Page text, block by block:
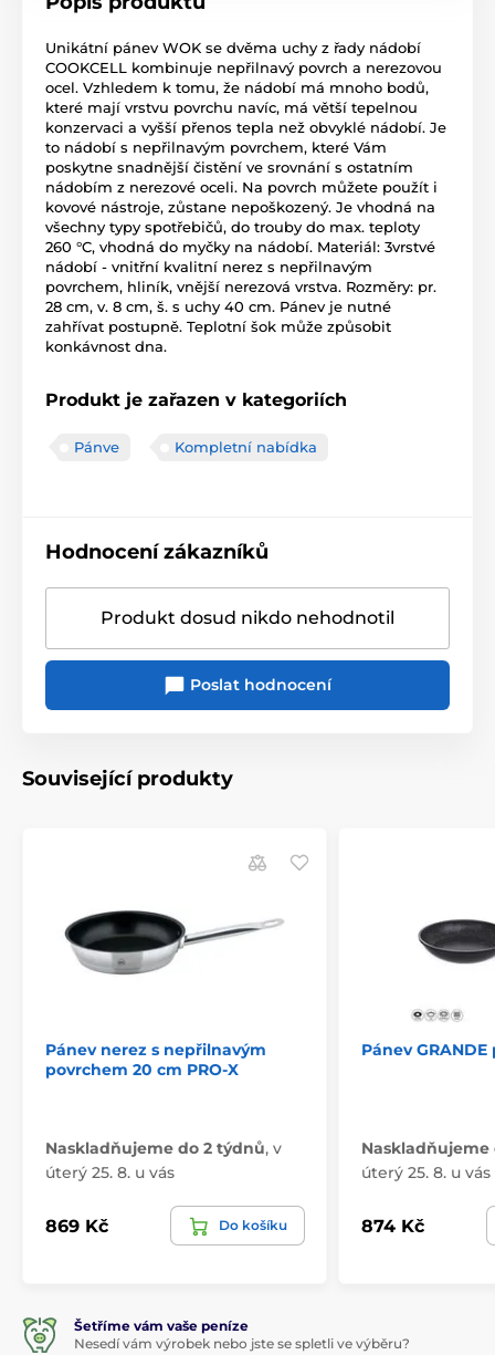
Unikátní pánev WOK se dvěma uchy z řady nádobí
COOKCELL kombinuje nepřilnavý povrch a nerezovou
ocel. Vzhledem k tomu, že nádobí má mnoho bodů,
které mají vrstvu povrchu navíc, má větší tepelnou
konzervaci a vyšší přenos tepla než obvyklé nádobí. Je
to nádobí s nepřilnavým povrchem, které Vám
poskytne snadnější čistění ve srovnání s ostatním
nádobím z nerezové oceli. Na povrch můžete použít i
kovové nástroje, zůstane nepoškozený. Je vhodná na
všechny typy spotřebičů, do trouby do max. teploty
260 °C, vhodná do myčky na nádobí. Materiál: 3vrstvé
nádobí - vnitřní kvalitní nerez s nepřilnavým
povrchem, hliník, vnější nerezová vrstva. Rozměry: pr.
28 cm, v. 8 cm, š. s uchy 40 cm. Pánev je nutné
zahřívat postupně. Teplotní šok může způsobit
konkávnost dna.
Produkt je zařazen v kategoriích
Pánve Kompletní nabídka
Hodnocení zákazníků
Produkt dosud nikdo nehodnotil
Poslat hodnocení
Související produkty
Pánev nerez s nepřilnavým
povrchem 20 cm PRO-X
Naskladňujeme do 2 týdnů, v
úterý 25. 8. u vás
869 Kč Do košíku
Pánev GRANDE
Naskladňujeme
úterý 25. 8. u vás
874 Kč
Šetříme vám vaše peníze
Nesedí vám výrobek nebo jste se spletli ve výběru?